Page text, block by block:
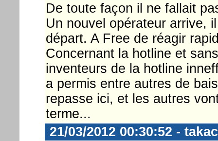
De toute façon il ne fallait
Un nouvel opérateur arrive,
départ. A Free de réagir
Concernant la hotline et
inventeurs de la hotline
a permis entre autres de
repasse ici, et les autres
terme...
21/03/2012 00:30:52 -